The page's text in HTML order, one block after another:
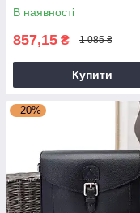
В наявності
857,15 ₴ 1 085 ₴
Купити
–20%